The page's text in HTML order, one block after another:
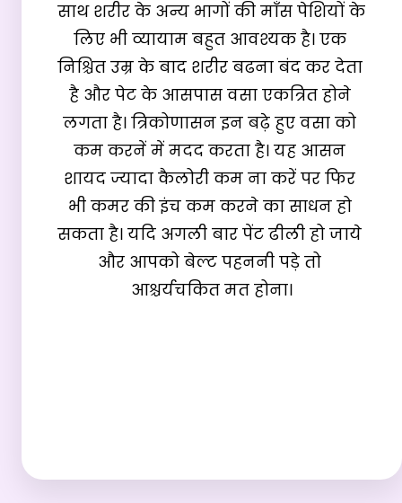
साथ शरीर के अन्य भागों की माँस पेशियों के
लिए भी व्यायाम बहुत आवश्यक है। एक
निश्चित उम्र के बाद शरीर बढना बंद कर देता
है और पेट के आसपास वसा एकत्रित होने
लगता है। त्रिकोणासन इन बढ़े हुए वसा को
कम करनें में मदद करता है। यह आसन
शायद ज्यादा कैलोरी कम ना करें पर फिर
भी कमर की इंच कम करने का साधन हो
सकता है। यदि अगली बार पेंट ढीली हो जाये
और आपको बेल्ट पहननी पड़े तो
आश्चर्यचकित मत होना।